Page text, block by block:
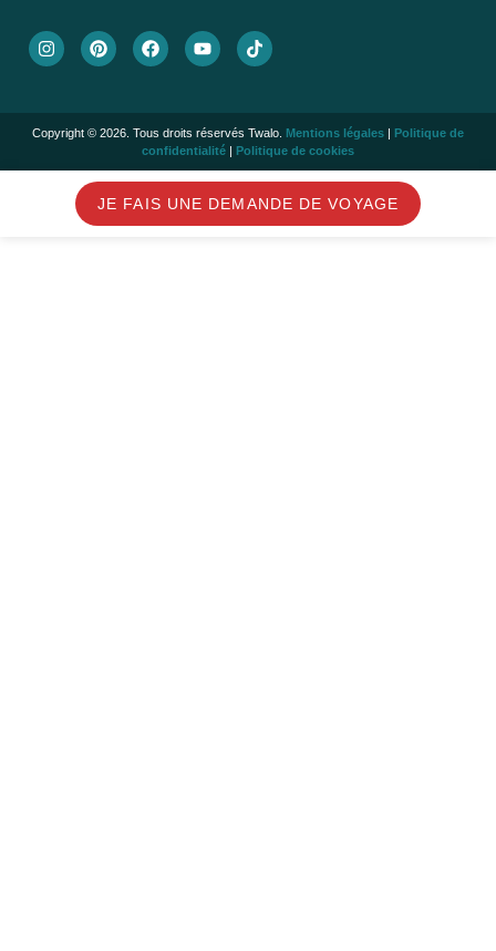
Copyright © 2026. Tous droits réservés Twalo. Mentions légales
Politique de
confidentialité
Politique de cookies
JE FAIS UNE DEMANDE DE VOYAGE